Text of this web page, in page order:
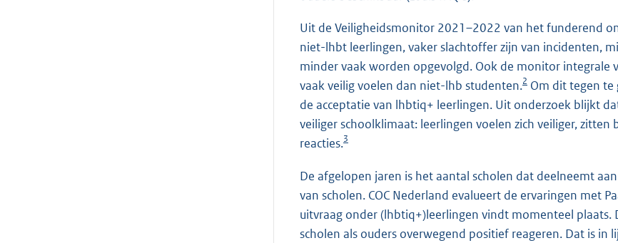
Uit de Veiligheidsmonitor 2021–2022 van het funderend
niet-lhbt leerlingen, vaker slachtoffer zijn van incidenten,
minder vaak worden opgevolgd. Ook de monitor
vaak veilig voelen dan niet-lhb studenten.2 Om dit tegen te
de acceptatie van lhbtiq+ leerlingen. Uit onderzoek blijkt
veiliger schoolklimaat: leerlingen voelen zich veiliger,
reacties.3
De afgelopen jaren is het aantal scholen dat deelneemt
van scholen. COC Nederland evalueert de ervaringen met
uitvraag onder (lhbtiq+)leerlingen vindt momenteel plaats.
scholen als ouders overwegend positief reageren. Dat is